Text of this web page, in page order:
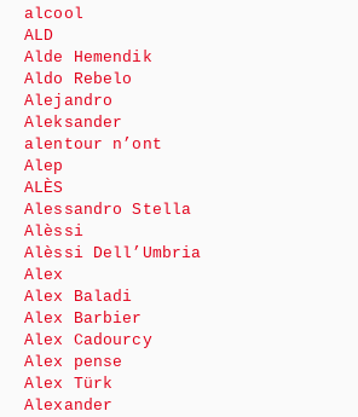
alcool
ALD
Alde Hemendik
Aldo Rebelo
Alejandro
Aleksander
alentour n’ont
Alep
ALÈS
Alessandro Stella
Alèssi
Alèssi Dell’Umbria
Alex
Alex Baladi
Alex Barbier
Alex Cadourcy
Alex pense
Alex Türk
Alexander